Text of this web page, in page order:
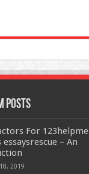
Posts
For 123helpme
essaysrescue – An
2019